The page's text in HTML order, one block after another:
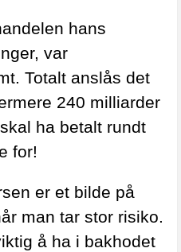
hans
var
Totalt anslås det
240 milliarder
ha betalt rundt
for!
er et bilde på
man tar stor risiko.
å ha i bakhodet